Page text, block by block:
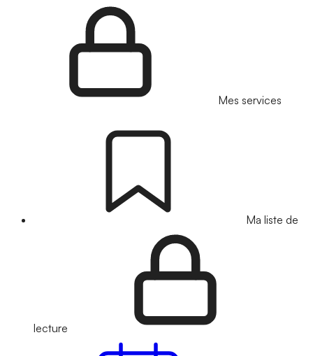
Mes services
Ma liste de
lecture